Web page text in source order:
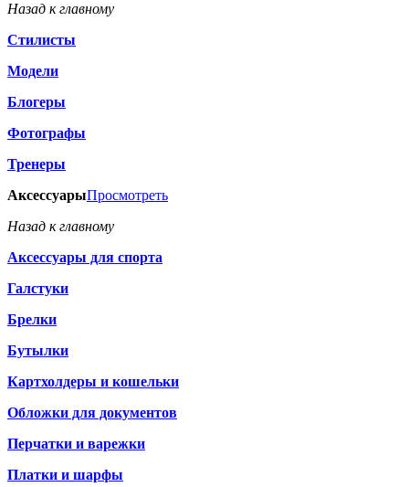
Назад к главному
Стилисты
Модели
Блогеры
Фотографы
Тренеры
АксессуарыПросмотреть
Назад к главному
Аксессуары для спорта
Галстуки
Брелки
Бутылки
Картхолдеры и кошельки
Обложки для документов
Перчатки и варежки
Платки и шарфы